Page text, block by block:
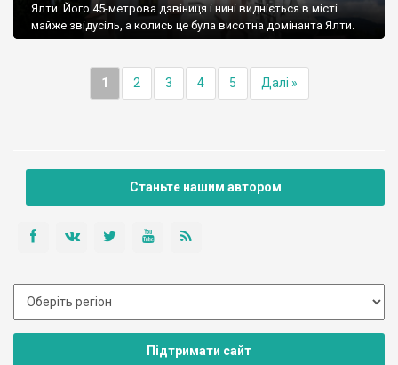
Ялти. Його 45-метрова дзвіниця і нині видніється в місті
майже звідусіль, а колись це була висотна домінанта Ялти.
1 2 3 4 5 Далі »
Станьте нашим автором
Підтримати сайт